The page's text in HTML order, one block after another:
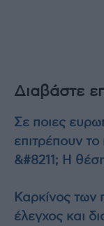
Διαβάστε
Σε ποιες
επιτρέπουν
&#8211; Η
Καρκίνος των
έλεγχος και